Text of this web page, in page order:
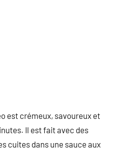
est crémeux, savoureux et
Il est fait avec des
cuites dans une sauce aux